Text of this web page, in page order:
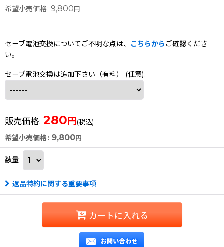
希望小売価格: 9,800 円
セーブ電池交換についてご不明な点は、 こちらから ご確認くださ
い。
セーブ電池交換は追加下さい（有料） (任意):
販売価格: 280円(税込)
希望小売価格: 9,800円
数量:
返品特約に関する重要事項
カートに入れる